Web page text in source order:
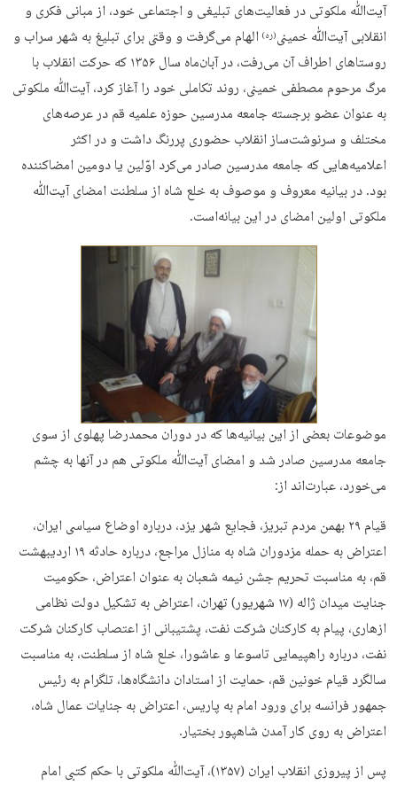
آیت‌ﷲ ملکوتی در فعالیت‌های تبلیغی و اجتماعی خود، از مبانی فکری و
انقلابی آیت‌ﷲ خمینی(ره) الهام می‌گرفت و وقتی برای تبلیغ به شهر سراب و
روستاهای اطراف آن می‌رفت، در آبان‌ماه سال ۱۳۵۶ که حرکت انقلاب با
مرگ مرحوم مصطفی خمینی، روند تکاملی خود را آغاز کرد، آیت‌ﷲ ملکوتی
به عنوان عضو برجسته جامعه مدرسین حوزه علمیه قم در عرصه‌های
مختلف و سرنوشت‌ساز انقلاب حضوری پررنگ داشت و در اکثر
اعلامیه‌هایی که جامعه مدرسین صادر می‌کرد اوّلین یا دومین امضاکننده
بود. در بیانیه معروف و موصوف به خلع شاه از سلطنت امضای آیت‌ﷲ
ملکوتی اولین امضای در این بیانه‌است.
موضوعات بعضی از این بیانیه‌ها که در دوران محمدرضا پهلوی از سوی
جامعه مدرسین صادر شد و امضای آیت‌ﷲ ملکوتی هم در آنها به چشم
می‌خورد، عبارت‌اند از:
قیام ۲۹ بهمن مردم تبریز، فجایع شهر یزد، درباره اوضاع سیاسی ایران،
اعتراض به حمله مزدوران شاه به منازل مراجع، درباره حادثه ۱۹ اردیبهشت
قم، به مناسبت تحریم جشن نیمه شعبان به عنوان اعتراض، حکومیت
جنایت میدان ژاله (۱۷ شهریور) تهران، اعتراض به تشکیل دولت نظامی
ازهاری، پیام به کارکنان شرکت نفت، پشتیبانی از اعتصاب کارکنان شرکت
نفت، درباره راهپیمایی تاسوعا و عاشورا، خلع شاه از سلطنت، به مناسبت
سالگرد قیام خونین قم، حمایت از استادان دانشگاه‌ها، تلگرام به رئیس
جمهور فرانسه برای ورود امام به پاریس، اعتراض به جنایات عمال شاه،
اعتراض به روی کار آمدن شاهپور بختیار.
پس از پیروزی انقلاب ایران (۱۳۵۷)، آیت‌ﷲ ملکوتی با حکم کتبی امام